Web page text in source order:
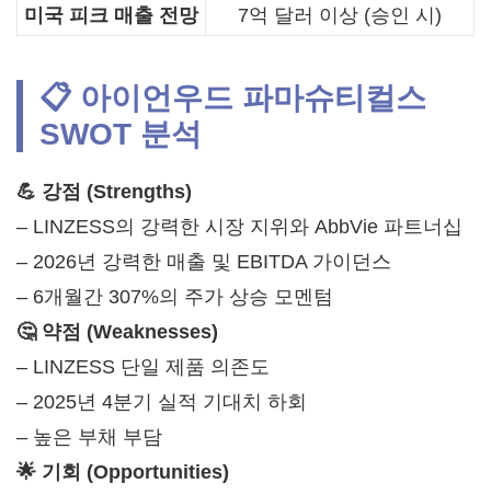
미국 피크 매출 전망
7억 달러 이상 (승인 시)
📋 아이언우드 파마슈티컬스
SWOT 분석
💪 강점 (Strengths)
– LINZESS의 강력한 시장 지위와 AbbVie 파트너십
– 2026년 강력한 매출 및 EBITDA 가이던스
– 6개월간 307%의 주가 상승 모멘텀
🤔 약점 (Weaknesses)
– LINZESS 단일 제품 의존도
– 2025년 4분기 실적 기대치 하회
– 높은 부채 부담
🌟 기회 (Opportunities)